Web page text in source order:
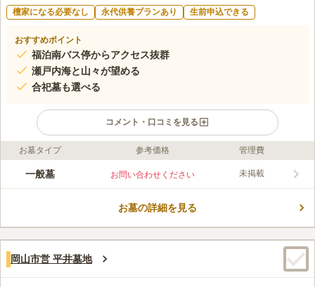
檀家になる必要なし 永代供養プランあり 生前申込できる
おすすめポイント
福泊南バス停からアクセス抜群
瀬戸内海と山々が望める
合祀墓も選べる
コメント・口コミを見る
ライフドット編集部のコメント
近くを百聞川が流れていて、爽やかな風が吹き抜ける夏でも涼し
墓地内の施設が充実しており、法要・会食を行うこともできるた
口コミ評価
この霊園はまだ誰からも評価されていません。
お墓タイプ 参考価格 管理費
一般墓 お問い合わせください 未掲載
お墓の詳細を見る
岡山市営 平井墓地